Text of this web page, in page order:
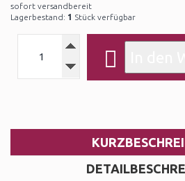
sofort versandbereit
Lagerbestand: 1 Stück verfügbar